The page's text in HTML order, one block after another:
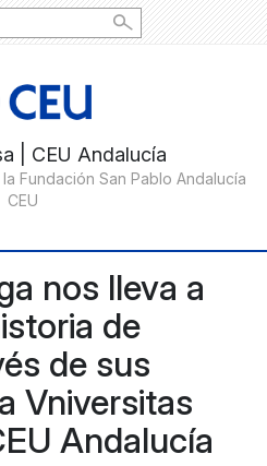
nos lleva a
de
de sus
Vniversitas
Andalucía